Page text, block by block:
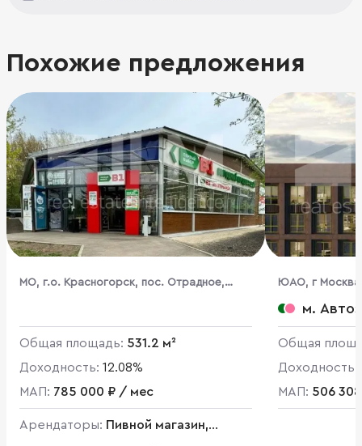
Похожие предложения
МО, г.о. Красногорск, пос. Отрадное,
Общая площадь: 531.2 м²
Доходность: 12.08%
МАП: 785 000 ₽ / мес
Арендаторы: Пивной магазин,
ЮАО, г
стр. 66
м.
Общая
Доходность:
МАП: 506